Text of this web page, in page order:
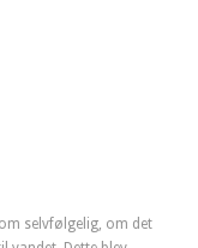
selvfølgelig, om det